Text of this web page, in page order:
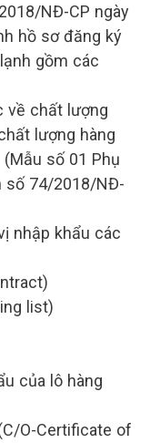
NĐ-CP ngày
hồ sơ đăng ký
gồm các
về chất lượng
lượng hàng
số 01 Phụ
số 74/2018/NĐ-
nhập khẩu các
list)
của lô hàng
O-Certificate of